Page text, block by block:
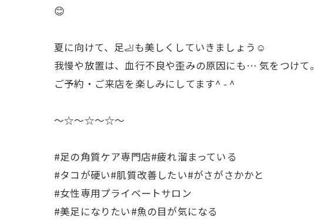
😊
夏に向けて、足🦶も美しくしていきましょう☺️
我慢や放置は、血行不良や歪みの原因にも… 気をつけて。
ご予約・ご来店を楽しみにしてます^ - ^
〜☆〜☆〜☆〜
#足の角質ケア専門店#疲れ溜まっている
#タコが硬い#肌質改善したい#がさがさかかと
#女性専用プライベートサロン
#美足になりたい#魚の目が気になる